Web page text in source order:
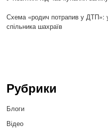
Схема «родич потрапив у ДТП»:
спільника шахраїв
Рубрики
Блоги
Відео